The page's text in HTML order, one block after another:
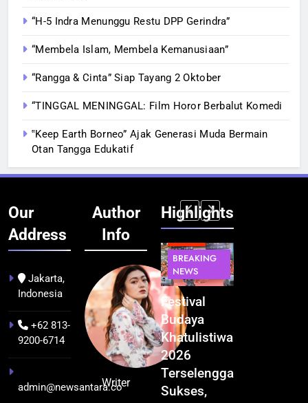
“H-5 Indra Menunggu Restu DPP Gerindra”
“Membela Islam, Membela Kemanusiaan”
“Rangga & Cinta” Siap Tayang 2 Oktober
“TINGGAL MENINGGAL: Film Horor Berbalut Komedi
‟Keep Earth Borneo” Ajak Generasi Muda Bermain
Otan Tangga Edukatif
Our
Address
Jakarta,
Indonesia
+62 813-
9200-6714
admin@newsantara.co
Author
Info
Writer
Highlights
BERITA
NEWS
Kualitas
Pramuwisata
Dukung
Peningkatan
Pariwisata
TEKNOLOGI
Indonesia
Resmi
Bangun AI
Factory
se-Asia
BREAKING
NEWS
Festival
Budaya
Khatulistiwa
2026
Terselenggara
Sukses,